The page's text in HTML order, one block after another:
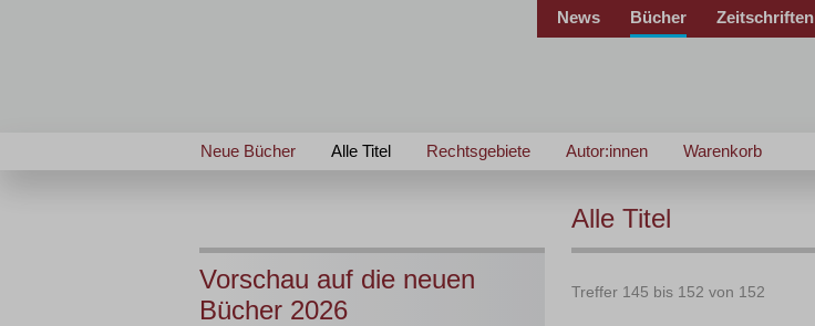
News Bücher Zeitschriften
Neue Bücher Alle Titel Rechtsgebiete Autor:innen Warenkorb
Vorschau auf die neuen
Bücher 2026
Alle Titel
Treffer 145 bis 152 von 152